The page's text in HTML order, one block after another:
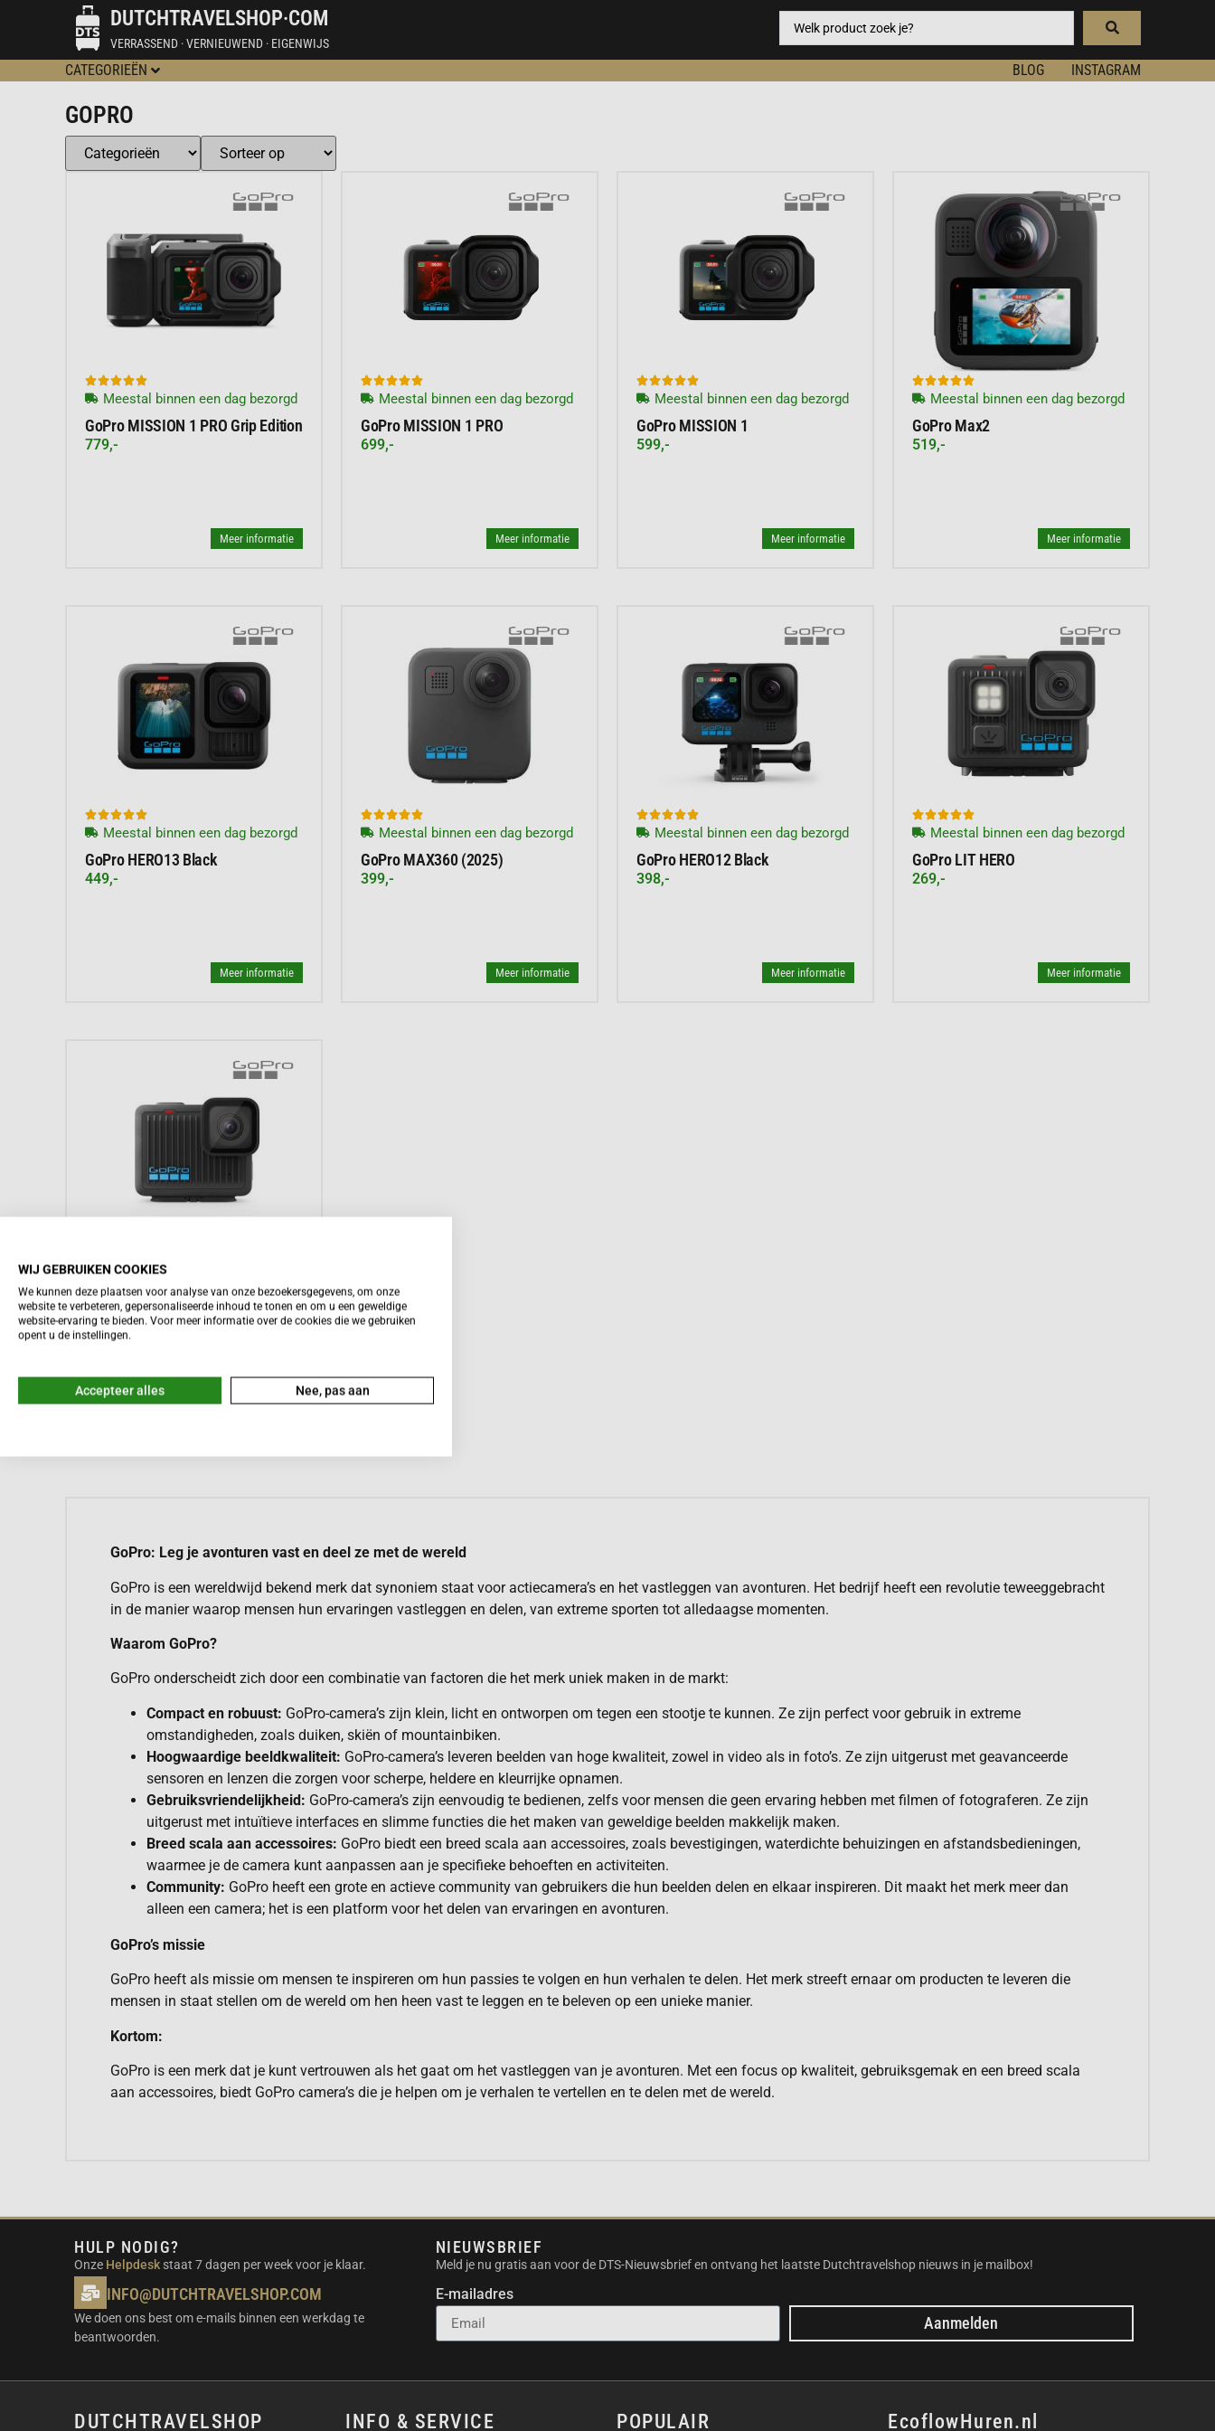
DUTCHTRAVELSHOP·COM
VERRASSEND · VERNIEUWEND · EIGENWIJS
CATEGORIEËN BLOG INSTAGRAM
GOPRO

Meestal binnen een dag bezorgd
GoPro MISSION 1 PRO Grip Edition
779,-
Meer informatie

Meestal binnen een dag bezorgd
GoPro MISSION 1 PRO
699,-
Meer informatie

Meestal binnen een dag bezorgd
GoPro MISSION 1
599,-
Meer informatie

Meestal binnen een dag bezorgd
GoPro Max2
519,-
Meer informatie

Meestal binnen een dag bezorgd
GoPro HERO13 Black
449,-
Meer informatie

Meestal binnen een dag bezorgd
GoPro MAX360 (2025)
399,-
Meer informatie

Meestal binnen een dag bezorgd
GoPro HERO12 Black
398,-
Meer informatie

Meestal binnen een dag bezorgd
GoPro LIT HERO
269,-
Meer informatie
Meestal binnen een dag bezorgd
GoPro HERO
249,-
Meer informatie
GoPro: Leg je avonturen vast en deel ze met de wereld
GoPro is een wereldwijd bekend merk dat synoniem staat voor actiecamera’s en het vastleggen van avonturen. Het bedrijf heeft een revolutie teweeggebracht
in de manier waarop mensen hun ervaringen vastleggen en delen, van extreme sporten tot alledaagse momenten.
Waarom GoPro?
GoPro onderscheidt zich door een combinatie van factoren die het merk uniek maken in de markt:
Compact en robuust: GoPro-camera’s zijn klein, licht en ontworpen om tegen een stootje te kunnen. Ze zijn perfect voor gebruik in extreme
omstandigheden, zoals duiken, skiën of mountainbiken.
Hoogwaardige beeldkwaliteit: GoPro-camera’s leveren beelden van hoge kwaliteit, zowel in video als in foto’s. Ze zijn uitgerust met geavanceerde
sensoren en lenzen die zorgen voor scherpe, heldere en kleurrijke opnamen.
Gebruiksvriendelijkheid: GoPro-camera’s zijn eenvoudig te bedienen, zelfs voor mensen die geen ervaring hebben met filmen of fotograferen. Ze zijn
uitgerust met intuïtieve interfaces en slimme functies die het maken van geweldige beelden makkelijk maken.
Breed scala aan accessoires: GoPro biedt een breed scala aan accessoires, zoals bevestigingen, waterdichte behuizingen en afstandsbedieningen,
waarmee je de camera kunt aanpassen aan je specifieke behoeften en activiteiten.
Community: GoPro heeft een grote en actieve community van gebruikers die hun beelden delen en elkaar inspireren. Dit maakt het merk meer dan
alleen een camera; het is een platform voor het delen van ervaringen en avonturen.
GoPro’s missie
GoPro heeft als missie om mensen te inspireren om hun passies te volgen en hun verhalen te delen. Het merk streeft ernaar om producten te leveren die
mensen in staat stellen om de wereld om hen heen vast te leggen en te beleven op een unieke manier.
Kortom:
GoPro is een merk dat je kunt vertrouwen als het gaat om het vastleggen van je avonturen. Met een focus op kwaliteit, gebruiksgemak en een breed scala
aan accessoires, biedt GoPro camera’s die je helpen om je verhalen te vertellen en te delen met de wereld.
HULP NODIG?
Onze Helpdesk staat 7 dagen per week voor je klaar.
INFO@DUTCHTRAVELSHOP.COM
We doen ons best om e-mails binnen een werkdag te
beantwoorden.
NIEUWSBRIEF
Meld je nu gratis aan voor de DTS-Nieuwsbrief en ontvang het laatste Dutchtravelshop nieuws in je mailbox!
E-mailadres
Aanmelden
DUTCHTRAVELSHOP INFO & SERVICE POPULAIR EcoflowHuren.nl
WIJ GEBRUIKEN COOKIES
We kunnen deze plaatsen voor analyse van onze bezoekersgegevens, om onze
website te verbeteren, gepersonaliseerde inhoud te tonen en om u een geweldige
website-ervaring te bieden. Voor meer informatie over de cookies die we gebruiken
opent u de instellingen.
Accepteer alles Nee, pas aan